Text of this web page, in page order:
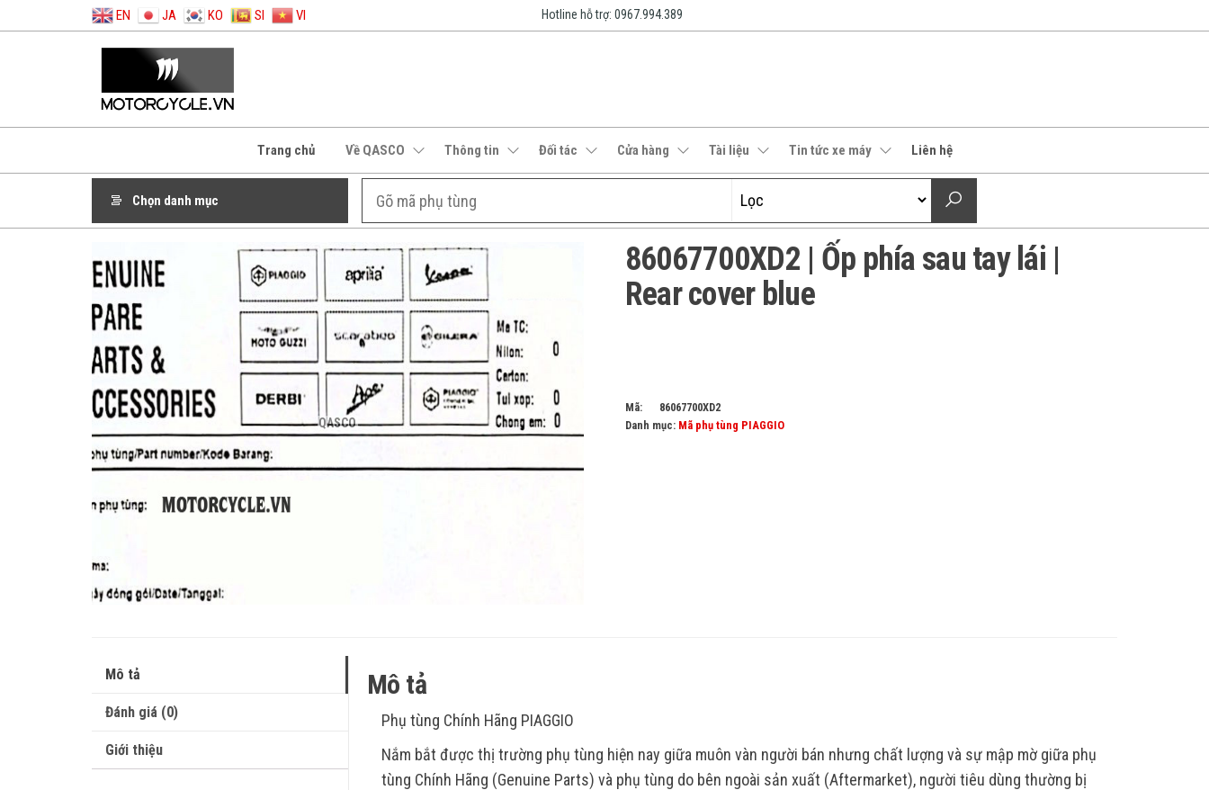
EN JA KO SI VI Hotline hỗ trợ: 0967.994.389
Trang chủ Về QASCO Thông tin Đối tác Cửa hàng Tài liệu Tin tức xe máy Liên hệ
Chọn danh mục
QASCO
86067700XD2 | Ốp phía sau tay lái |
Rear cover blue
Mã:
86067700XD2
Danh mục: Mã phụ tùng PIAGGIO
Mô tả
Đánh giá (0)
Giới thiệu
Mô tả
Phụ tùng Chính Hãng PIAGGIO
Nắm bắt được thị trường phụ tùng hiện nay giữa muôn vàn người bán nhưng chất lượng và sự mập mờ giữa phụ
tùng Chính Hãng (Genuine Parts) và phụ tùng do bên ngoài sản xuất (Aftermarket), người tiêu dùng thường bị